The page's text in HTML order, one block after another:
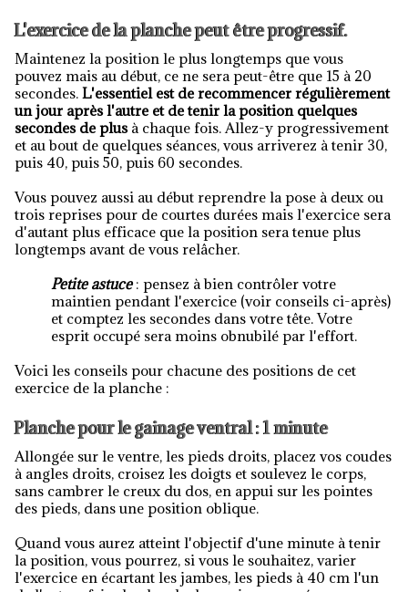
L'exercice de la planche peut être progressif.
Maintenez la position le plus longtemps que vous
pouvez mais au début, ce ne sera peut-être que 15 à 20
secondes. L'essentiel est de recommencer régulièrement
un jour après l'autre et de tenir la position quelques
secondes de plusà chaque fois. Allez-y progressivement
et au bout de quelques séances, vous arriverez à tenir 30,
puis 40, puis 50, puis 60 secondes.
Vous pouvez aussi au début reprendre la pose à deux ou
trois reprises pour de courtes durées mais l'exercice sera
d'autant plus efficace que la position sera tenue plus
longtemps avant de vous relâcher.
Petite astuce : pensez à bien contrôler votre
maintien pendant l'exercice (voir conseils ci-après)
et comptez les secondes dans votre tête. Votre
esprit occupé sera moins obnubilé par l'effort.
Voici les conseils pour chacune des positions de cet
exercice de la planche :
Planche pour le gainage ventral : 1 minute
Allongée sur le ventre, les pieds droits, placez vos coudes
à angles droits, croisez les doigts et soulevez le corps,
sans cambrer le creux du dos, en appui sur les pointes
des pieds, dans une position oblique.
Quand vous aurez atteint l'objectif d'une minute à tenir
la position, vous pourrez, si vous le souhaitez, varier
l'exercice en écartant les jambes, les pieds à 40 cm l'un